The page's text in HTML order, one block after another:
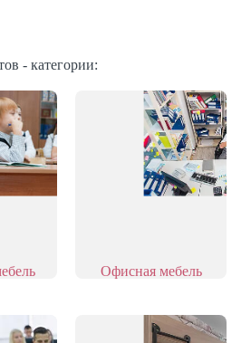
- категории:
Офисная мебель